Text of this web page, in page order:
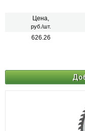
Цена,
руб./шт.
626.26